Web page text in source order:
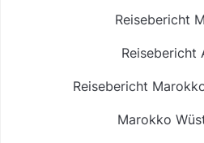
Reisebericht
Reisebericht
Reisebericht
Marokko